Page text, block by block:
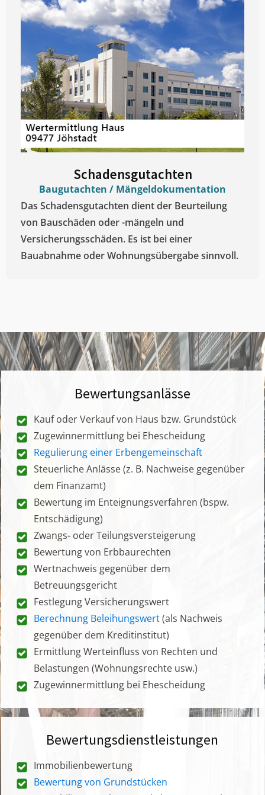
Schadensgutachten
Baugutachten / Mängeldokumentation
Das Schadensgutachten dient der Beurteilung
von Bauschäden oder -mängeln und
Versicherungsschäden. Es ist bei einer
Bauabnahme oder Wohnungsübergabe sinnvoll.
Bewertungsanlässe
Kauf oder Verkauf von Haus bzw. Grundstück
Zugewinnermittlung bei Ehescheidung
Regulierung einer Erbengemeinschaft
Steuerliche Anlässe (z. B. Nachweise gegenüber
dem Finanzamt)
Bewertung im Enteignungsverfahren (bspw.
Entschädigung)
Zwangs- oder Teilungsversteigerung
Bewertung von Erbbaurechten
Wertnachweis gegenüber dem
Betreuungsgericht
Festlegung Versicherungswert
Berechnung Beleihungswert(als Nachweis
gegenüber dem Kreditinstitut)
Ermittlung Werteinfluss von Rechten und
Belastungen (Wohnungsrechte usw.)
Zugewinnermittlung bei Ehescheidung
Bewertungsdienstleistungen
Immobilienbewertung
Bewertung von Grundstücken